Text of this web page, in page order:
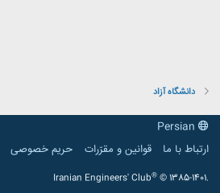
دانشگاه آزاد
ارتباط با ما
قوانین و مقرّرات حریم خصوصی
Iranian Engineers' Club® © 1385-1401.